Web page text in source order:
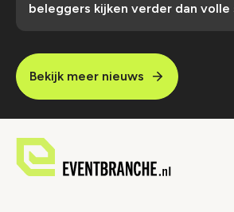
beleggers kijken verder dan volle
Bekijk meer nieuws